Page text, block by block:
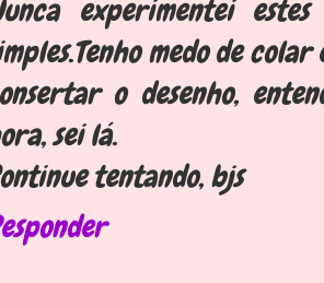
experimentei
medo de
o desenho,
sei lá.
tentando, bjs